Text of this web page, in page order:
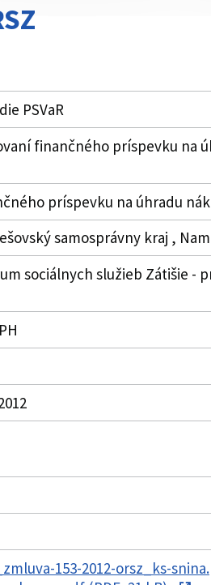
PSVaR
finančného príspevku na
príspevku na úhradu
samosprávny kraj ,
sociálnych služieb Zátišie -
153-2012-orsz_ks-